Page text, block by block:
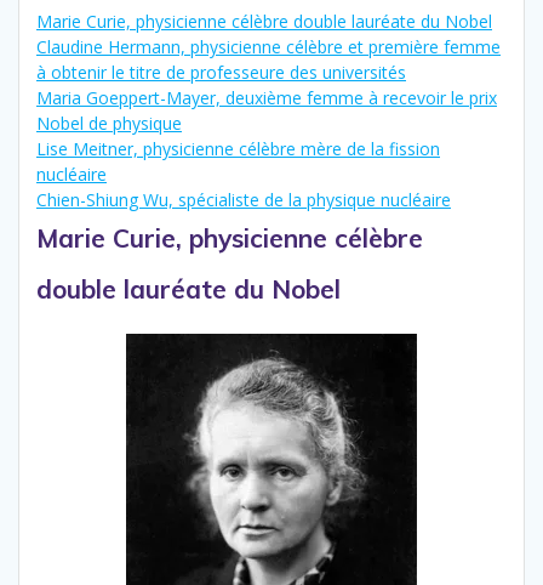
Marie Curie, physicienne célèbre double lauréate du Nobel
Claudine Hermann, physicienne célèbre et première femme
à obtenir le titre de professeure des universités
Maria Goeppert-Mayer, deuxième femme à recevoir le prix
Nobel de physique
Lise Meitner, physicienne célèbre mère de la fission
nucléaire
Chien-Shiung Wu, spécialiste de la physique nucléaire
Marie Curie, physicienne célèbre
double lauréate du Nobel